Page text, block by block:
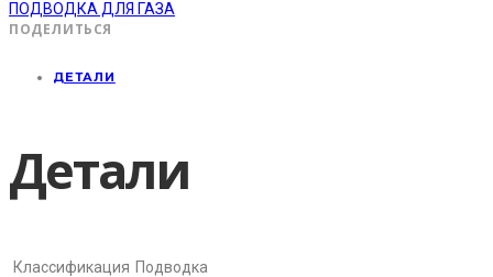
ПОДВОДКА ДЛЯ ГАЗА
ПОДЕЛИТЬСЯ
ДЕТАЛИ
Детали
Классификация Подводка